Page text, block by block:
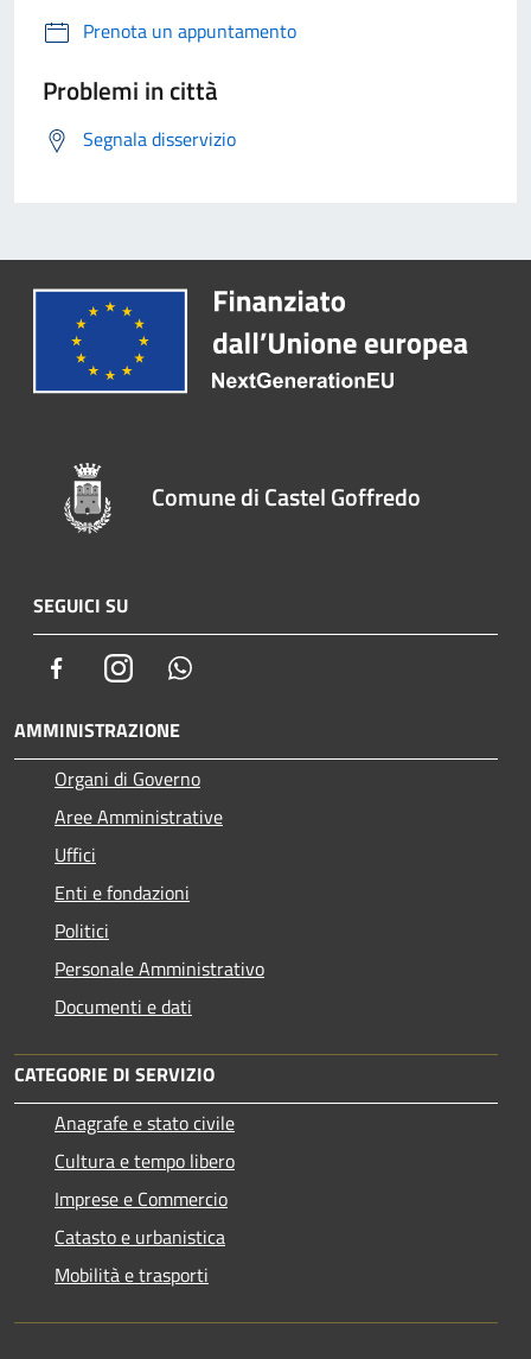
Prenota un appuntamento
Problemi in città
Segnala disservizio
Comune di Castel Goffredo
SEGUICI SU
FacebookInstagram
AMMINISTRAZIONE
Organi di Governo
Aree Amministrative
Uffici
Enti e fondazioni
Politici
Personale Amministrativo
Documenti e dati
CATEGORIE DI SERVIZIO
Anagrafe e stato civile
Cultura e tempo libero
Imprese e Commercio
Catasto e urbanistica
Mobilità e trasporti